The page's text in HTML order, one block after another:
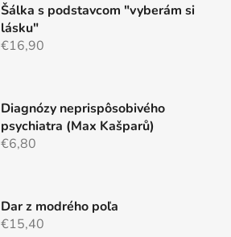
Šálka s podstavcom "vyberám si
lásku"
€16,90
Diagnózy neprispôsobivého
psychiatra (Max Kašparů)
€6,80
Dar z modrého poľa
€15,40